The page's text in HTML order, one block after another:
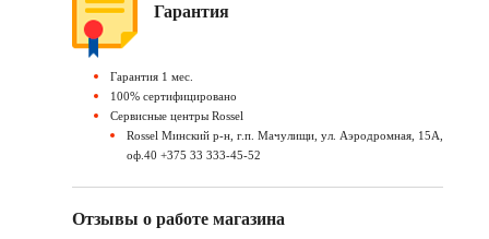
Гарантия
Гарантия 1 мес.
100% сертифицировано
Сервисные центры Rossel
Rossel Минский р-н, г.п. Мачулищи, ул. Аэродромная, 15А,
оф.40 +375 33 333-45-52
Отзывы о работе магазина